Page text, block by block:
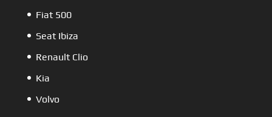
Fiat 500
Seat Ibiza
Renault Clio
Kia
Volvo